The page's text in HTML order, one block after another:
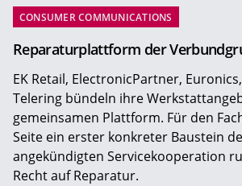
CONSUMER COMMUNICATIONS
Reparaturplattform der
EK Retail, ElectronicPartner,
Telering bündeln ihre
gemeinsamen Plattform. Für den
Seite ein erster konkreter Baustein
angekündigten Servicekooperation
Recht auf Reparatur.